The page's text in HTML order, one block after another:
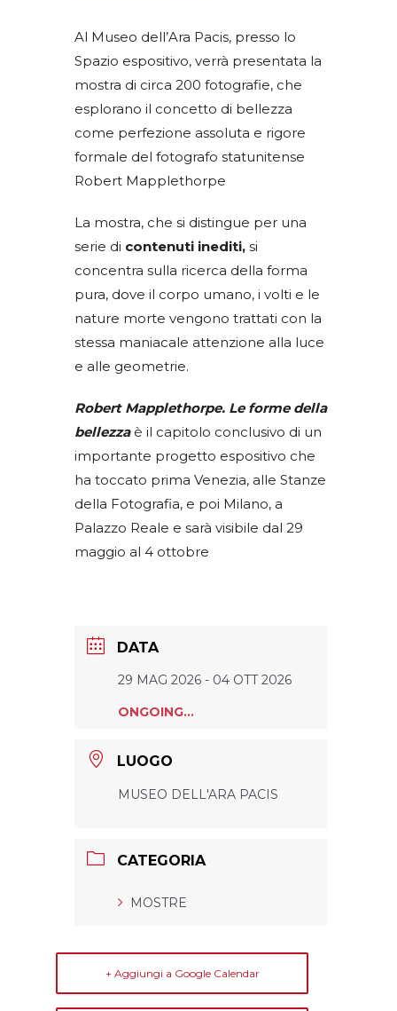
Al Museo dell’Ara Pacis, presso lo
Spazio espositivo, verrà presentata la
mostra di circa 200 fotografie, che
esplorano il concetto di bellezza
come perfezione assoluta e rigore
formale del fotografo statunitense
Robert Mapplethorpe
La mostra, che si distingue per una
serie di contenuti inediti, si
concentra sulla ricerca della forma
pura, dove il corpo umano, i volti e le
nature morte vengono trattati con la
stessa maniacale attenzione alla luce
e alle geometrie.
Robert Mapplethorpe. Le forme della
bellezza è il capitolo conclusivo di un
importante progetto espositivo che
ha toccato prima Venezia, alle Stanze
della Fotografia, e poi Milano, a
Palazzo Reale e sarà visibile dal 29
maggio al 4 ottobre
DATA
29 MAG 2026 - 04 OTT 2026
ONGOING...
LUOGO
MUSEO DELL'ARA PACIS
CATEGORIA
MOSTRE
+ Aggiungi a Google Calendar